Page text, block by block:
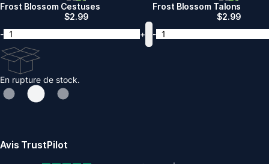
Frost Blossom Cestuses
$2.99
-
+
Frost Blossom Talons
$2.99
-
En rupture de stock.
Avis TrustPilot